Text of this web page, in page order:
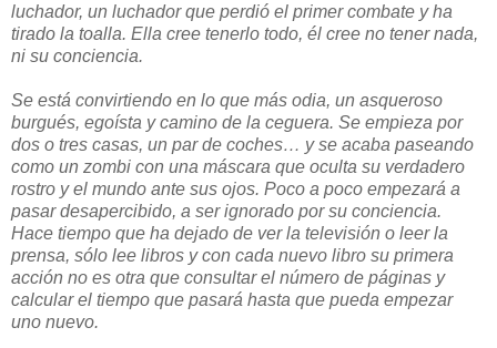
luchador, un luchador que perdió el primer combate y ha
tirado la toalla. Ella cree tenerlo todo, él cree no tener nada,
ni su conciencia.
Se está convirtiendo en lo que más odia, un asqueroso
burgués, egoísta y camino de la ceguera. Se empieza por
dos o tres casas, un par de coches… y se acaba paseando
como un zombi con una máscara que oculta su verdadero
rostro y el mundo ante sus ojos. Poco a poco empezará a
pasar desapercibido, a ser ignorado por su conciencia.
Hace tiempo que ha dejado de ver la televisión o leer la
prensa, sólo lee libros y con cada nuevo libro su primera
acción no es otra que consultar el número de páginas y
calcular el tiempo que pasará hasta que pueda empezar
uno nuevo.